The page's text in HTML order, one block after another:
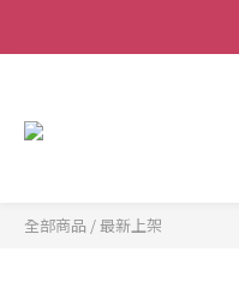
全部商品 /最新上架